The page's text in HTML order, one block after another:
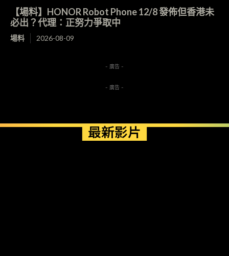
【場料】HONOR Robot Phone 12/8 發佈但香港未
必出？代理：正努力爭取中
場料 2026-08-09
- 廣告 -
- 廣告 -
最新影片